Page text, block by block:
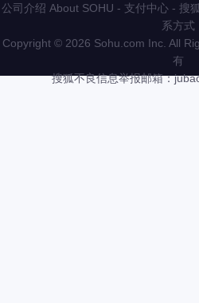
公司介绍 About SOHU - 支付中心 - 搜
系方式
Copyright © 2026 Sohu.com Inc. All
有
搜狐不良信息举报邮箱：